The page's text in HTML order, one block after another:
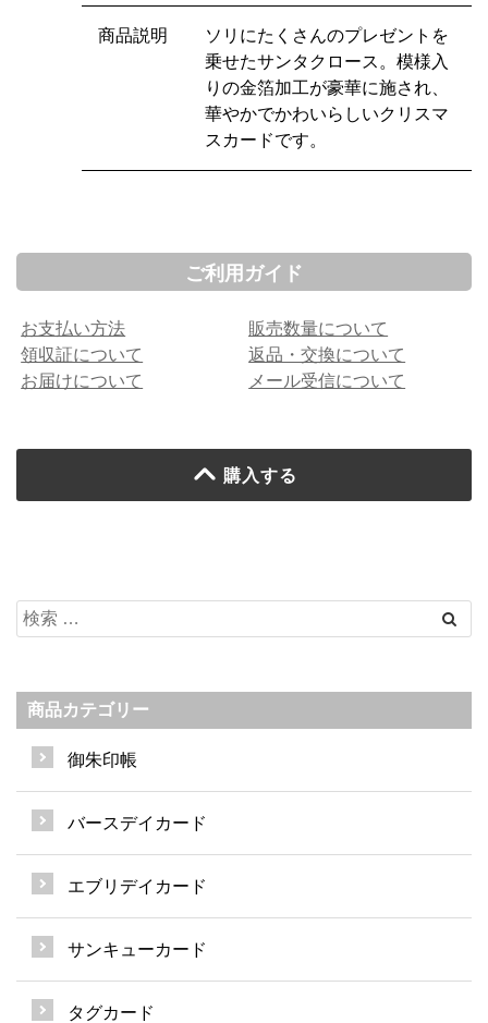
商品説明
ソリにたくさんのプレゼントを
乗せたサンタクロース。模様入
りの金箔加工が豪華に施され、
華やかでかわいらしいクリスマ
スカードです。
ご利用ガイド
お支払い方法
領収証について
お届けについて
販売数量について
返品・交換について
メール受信について
購入する
商品カテゴリー
御朱印帳
バースデイカード
エブリデイカード
サンキューカード
タグカード